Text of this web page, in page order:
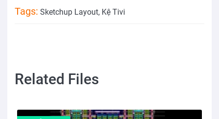
Tags: Sketchup Layout, Kệ Tivi
Related Files